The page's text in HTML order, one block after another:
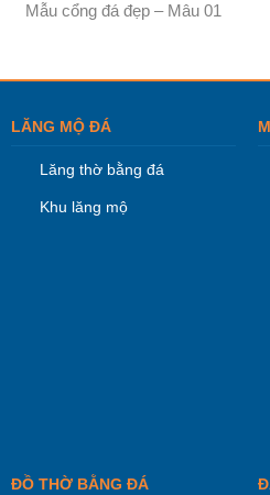
Mẫu cổng đá đẹp – Mâu 01
LĂNG MỘ ĐÁ
Lăng thờ bằng đá
Khu lăng mộ
ĐỒ THỜ BẰNG ĐÁ